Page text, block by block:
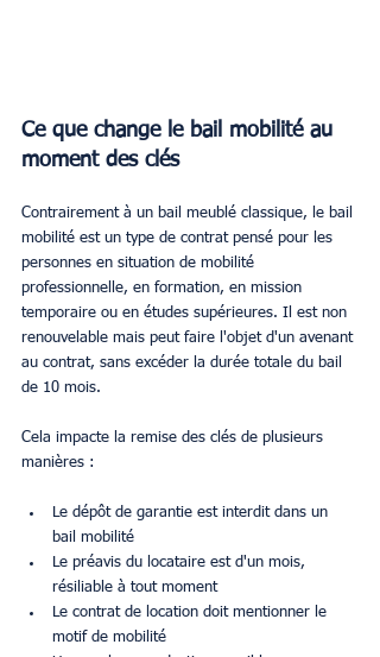
Ce que change le bail mobilité au
moment des clés
Contrairement à un bail meublé classique, le bail
mobilité est un type de contrat pensé pour les
personnes en situation de mobilité
professionnelle, en formation, en mission
temporaire ou en études supérieures. Il est non
renouvelable mais peut faire l'objet d'un avenant
au contrat, sans excéder la durée totale du bail
de 10 mois.
Cela impacte la remise des clés de plusieurs
manières :
Le dépôt de garantie est interdit dans un
bail mobilité
Le préavis du locataire est d'un mois,
résiliable à tout moment
Le contrat de location doit mentionner le
motif de mobilité